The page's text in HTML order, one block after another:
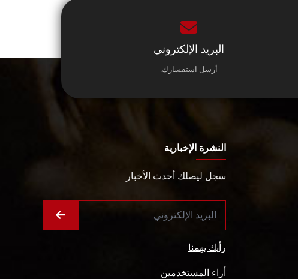
البريد الإلكتروني
أرسل استفسارك.
النشرة الإخبارية
سجل ليصلك أحدث الأخبار
رأيك يهمنا
أراء المستخدمين